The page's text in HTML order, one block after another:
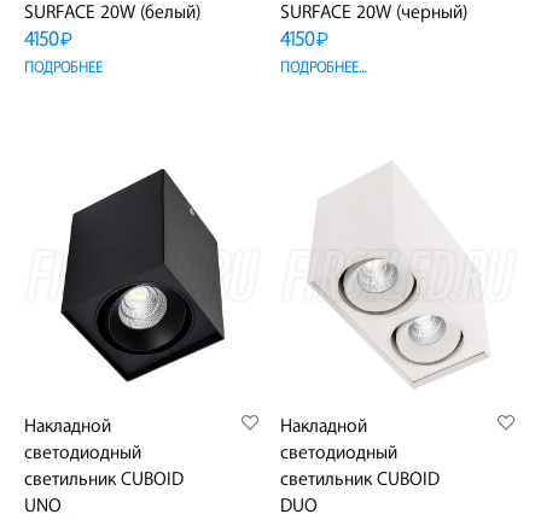
SURFACE 20W (белый)
4150₽
ПОДРОБНЕЕ
SURFACE 20W (черный)
4150₽
ПОДРОБНЕЕ...
Накладной
светодиодный
светильник CUBOID
UNO
Накладной
светодиодный
светильник CUBOID
DUO